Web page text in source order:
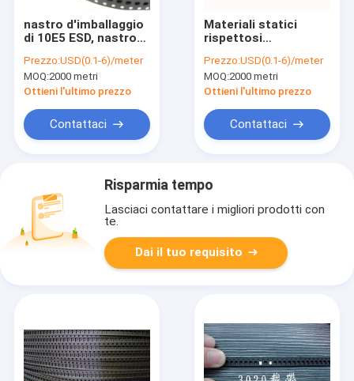
nastro d'imballaggio
di 10E5 ESD, nastro
8mm 12mm 24mm
SMT SMD PS
Prezzo:USD(0.1-6)/meter
MOQ:2000 metri
Ottieni l'ultimo prezzo
Contattaci
Materiali statici
rispettosi
Smt del nastro
autoadesivo della
copertura anti
Prezzo:USD(0.1-6)/meter
MOQ:2000 metri
Ottieni l'ultimo prezzo
Contattaci
Risparmia tempo
Lasciaci contattare i migliori prodotti con
te.
Dai il tuo requisito